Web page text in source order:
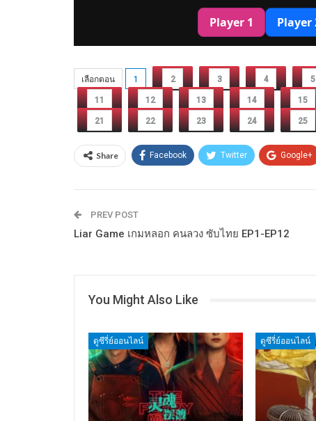
เลือกตอน 1 2 3 4 5
11 12 13 14 15
21 22 23 24 25
Share Facebook Twitter Google+
PREV POST
Liar Game เกมหลอก คนลวง ซับไทย EP1-EP12
You Might Also Like
ดูซีรี่ย์ออนไลน์ ดูซีรี่ย์ออนไลน์